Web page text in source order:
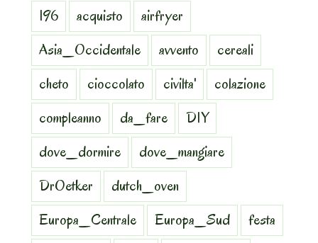
196 acquisto
airfryer
Asia_Occidentale
avvento
cereali
cheto
cioccolato civilta'
colazione
compleanno
da_fare
DIY
dove_dormire
dove_mangiare
DrOetker
dutch_oven
Europa_Centrale
Europa_Sud
festa